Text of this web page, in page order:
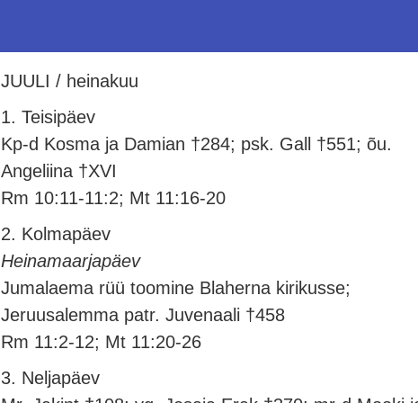
JUULI / heinakuu
1. Teisipäev
Kp-d Kosma ja Damian †284; psk. Gall †551; õu.
Angeliina †XVI
Rm 10:11-11:2; Mt 11:16-20
2. Kolmapäev
Heinamaarjapäev
Jumalaema rüü toomine Blaherna kirikusse;
Jeruusalemma patr. Juvenaali †458
Rm 11:2-12; Mt 11:20-26
3. Neljapäev